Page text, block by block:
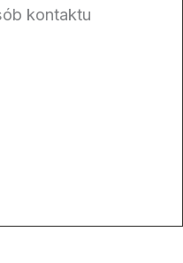
kontaktu